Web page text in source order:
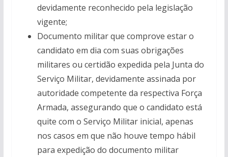
devidamente reconhecido pela legislação
vigente;
Documento militar que comprove estar o
candidato em dia com suas obrigações
militares ou certidão expedida pela Junta do
Serviço Militar, devidamente assinada por
autoridade competente da respectiva Força
Armada, assegurando que o candidato está
quite com o Serviço Militar inicial, apenas
nos casos em que não houve tempo hábil
para expedição do documento militar